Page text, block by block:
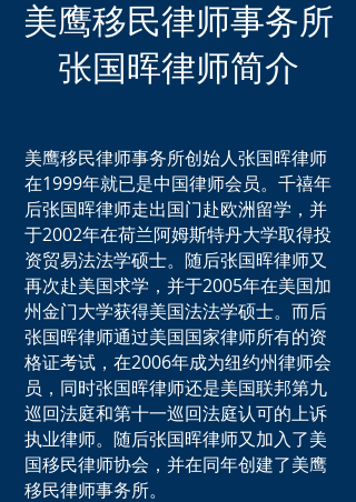
美鹰移民律师事务所
​张国晖律师简介
美鹰移民律师事务所创始人张国晖律师
在1999年就已是中国律师会员。千禧年
后张国晖律师走出国门赴欧洲留学，并
于2002年在荷兰阿姆斯特丹大学取得投
资贸易法法学硕士。随后张国晖律师又
再次赴美国求学，并于2005年在美国加
州金门大学获得美国法法学硕士。而后
张国晖律师通过美国国家律师所有的资
格证考试，在2006年成为纽约州律师会
员，同时张国晖律师还是美国联邦第九
巡回法庭和第十一巡回法庭认可的上诉
执业律师。随后张国晖律师又加入了美
国移民律师协会，并在同年创建了美鹰
移民律师事务所。